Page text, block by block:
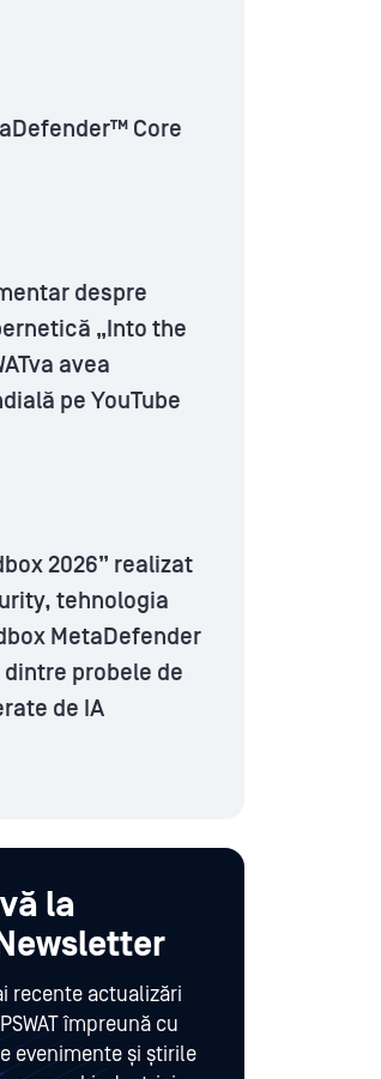
Core
despre
„Into the
avea
pe YouTube
2026” realizat
tehnologia
MetaDefender
probele de
de IA
la
recente actualizări
împreună cu
evenimente și știrile